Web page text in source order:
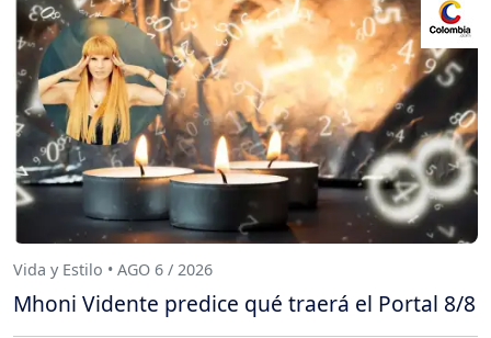
Vida y Estilo • AGO 6 / 2026
Mhoni Vidente predice qué traerá el Portal 8/8